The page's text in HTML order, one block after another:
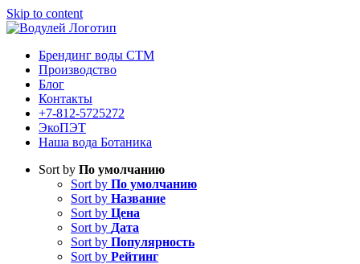
Skip to content
Брендинг воды СТМ
Производство
Блог
Контакты
+7-812-5725272
ЭкоПЭТ
Наша вода Ботаника
Sort by По умолчанию
Sort by По умолчанию
Sort by Название
Sort by Цена
Sort by Дата
Sort by Популярность
Sort by Рейтинг